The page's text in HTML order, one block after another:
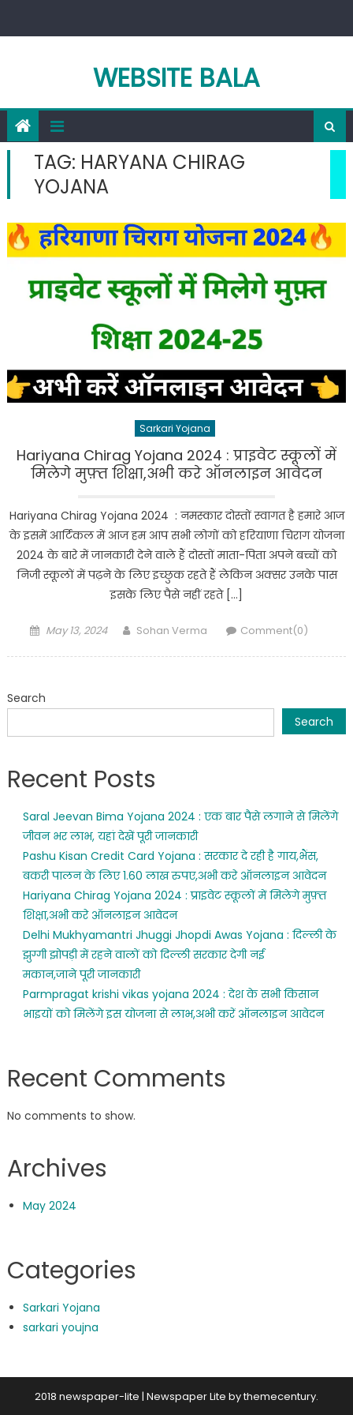
WEBSITE BALA
TAG: HARYANA CHIRAG
YOJANA
Sarkari Yojana
Hariyana Chirag Yojana 2024 : प्राइवेट स्कूलों में
मिलेगे मुफ़्त शिक्षा,अभी करे ऑनलाइन आवेदन
Hariyana Chirag Yojana 2024 : नमस्कार दोस्तों स्वागत है हमारे आज
के इसमें आर्टिकल में आज हम आप सभी लोगों को हरियाणा चिराग योजना
2024 के बारे में जानकारी देने वाले हैं दोस्तों माता-पिता अपने बच्चों को
निजी स्कूलों में पढ़ने के लिए इच्छुक रहते हैं लेकिन अक्सर उनके पास
इसके लिए पैसे नहीं रहते […]
Posted
May 13, 2024 Author
Sohan Verma Comment(0)
Search
Search
Recent Posts
Saral Jeevan Bima Yojana 2024 : एक बार पैसे लगाने से मिलेंगे
जीवन भर लाभ, यहां देखें पूरी जानकारी
Pashu Kisan Credit Card Yojana : सरकार दे रही है गाय,भैंस,
बकरी पालन के लिए 1.60 लाख रुपए,अभी करे ऑनलाइन आवेदन
Hariyana Chirag Yojana 2024 : प्राइवेट स्कूलों में मिलेगे मुफ़्त
शिक्षा,अभी करे ऑनलाइन आवेदन
Delhi Mukhyamantri Jhuggi Jhopdi Awas Yojana : दिल्ली के
झुग्गी झोपड़ी में रहने वालों को दिल्ली सरकार देगी नई
मकान,जाने पूरी जानकारी
Parmpragat krishi vikas yojana 2024 : देश के सभी किसान
भाइयों को मिलेंगे इस योजना से लाभ,अभी करें ऑनलाइन आवेदन
Recent Comments
No comments to show.
Archives
May 2024
Categories
Sarkari Yojana
sarkari youjna
2018 newspaper-lite | Newspaper Lite bythemecentury.